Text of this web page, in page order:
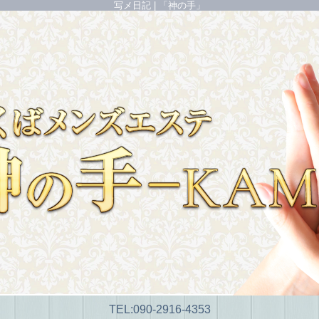
写メ日記 | 「神の手」
TEL:090-2916-4353